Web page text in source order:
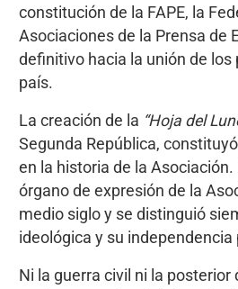
constitución de la FAPE, la
Asociaciones de la Prensa de
definitivo hacia la unión de los
país.
La creación de la “Hoja del
Segunda República,
en la historia de la Asociación.
órgano de expresión de la
medio siglo y se distinguió
ideológica y su independencia
Ni la guerra civil ni la